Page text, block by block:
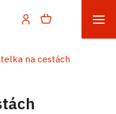
na cestách